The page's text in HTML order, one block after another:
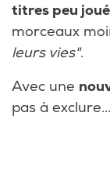
titres peu
morceaux
leurs vies".
Avec une
pas à exclure...